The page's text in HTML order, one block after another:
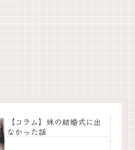
【コラム】妹の結婚式に出
なかった話